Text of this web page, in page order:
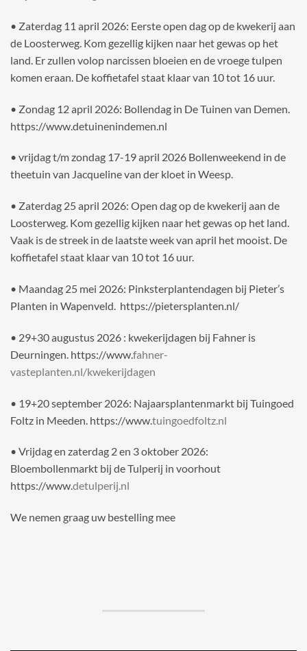
• Zaterdag 11 april 2026: Eerste open dag op de kwekerij aan
de Loosterweg. Kom gezellig kijken naar het gewas op het
land. Er zullen volop narcissen bloeien en de vroege tulpen
komen eraan. De koffietafel staat klaar van 10 tot 16 uur.
• Zondag 12 april 2026: Bollendag in De Tuinen van Demen.
https://www.detuinenindemen.nl
• vrijdag t/m zondag 17-19 april 2026 Bollenweekend in de
theetuin van Jacqueline van der kloet in Weesp.
• Zaterdag 25 april 2026: Open dag op de kwekerij aan de
Loosterweg. Kom gezellig kijken naar het gewas op het land.
Vaak is de streek in de laatste week van april het mooist. De
koffietafel staat klaar van 10 tot 16 uur.
• Maandag 25 mei 2026: Pinksterplantendagen bij Pieter’s
Planten in Wapenveld. https://pietersplanten.nl/
• 29+30 augustus 2026 : kwekerijdagen bij Fahner is
Deurningen. https://www.fahner-
vasteplanten.nl/kwekerijdagen
• 19+20 september 2026: Najaarsplantenmarkt bij Tuingoed
Foltz in Meeden. https://www.tuingoedfoltz.nl
• Vrijdag en zaterdag 2 en 3 oktober 2026:
Bloembollenmarkt bij de Tulperij in voorhout
https://www.detulperij.nl
We nemen graag uw bestelling mee